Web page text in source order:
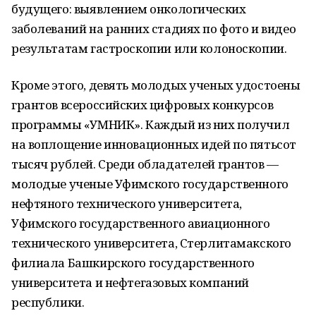
будущего: выявлением онкологических
заболеваний на ранних стадиях по фото и видео
результатам гастроскопии или колоноскопии.
Кроме этого, девять молодых ученых удостоены
грантов всероссийских цифровых конкурсов
программы «УМНИК». Каждый из них получил
на воплощение инновационных идей по пятьсот
тысяч рублей. Среди обладателей грантов —
молодые ученые Уфимского государственного
нефтяного технического университета,
Уфимского государственного авиационного
технического университета, Стерлитамакского
филиала Башкирского государственного
университета и нефтегазовых компаний
республики.